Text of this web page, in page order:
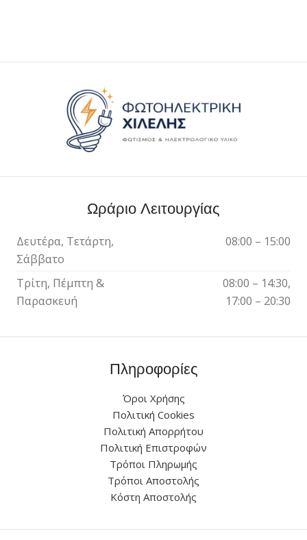
Ωράριο Λειτουργίας
Δευτέρα, Τετάρτη,
Σάββατο
08:00 – 15:00
Τρίτη, Πέμπτη &
Παρασκευή
08:00 – 14:30,
17:00 – 20:30
Πληροφορίες
Όροι Χρήσης
Πολιτική Cookies
Πολιτική Απορρήτου
Πολιτική Επιστροφών
Τρόποι Πληρωμής
Τρόποι Αποστολής
Κόστη Αποστολής